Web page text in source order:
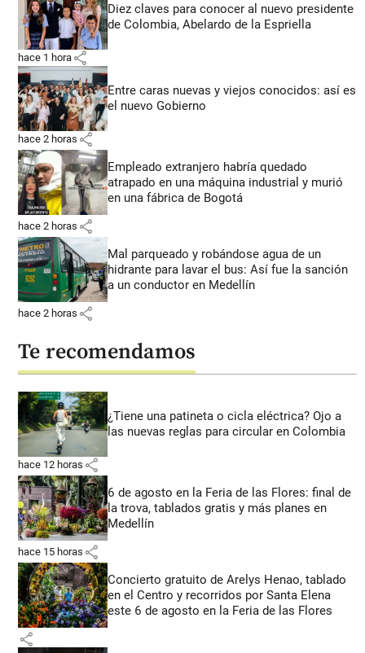
Diez claves para conocer al nuevo presidente
de Colombia, Abelardo de la Espriella
hace 1 hora share
Entre caras nuevas y viejos conocidos: así es
el nuevo Gobierno
hace 2 horas share
Empleado extranjero habría quedado
atrapado en una máquina industrial y murió
en una fábrica de Bogotá
hace 2 horas share
Mal parqueado y robándose agua de un
hidrante para lavar el bus: Así fue la sanción
a un conductor en Medellín
hace 2 horas share
Te recomendamos
¿Tiene una patineta o cicla eléctrica? Ojo a
las nuevas reglas para circular en Colombia
hace 12 horas share
6 de agosto en la Feria de las Flores: final de
la trova, tablados gratis y más planes en
Medellín
hace 15 horas share
Concierto gratuito de Arelys Henao, tablado
en el Centro y recorridos por Santa Elena
este 6 de agosto en la Feria de las Flores
share